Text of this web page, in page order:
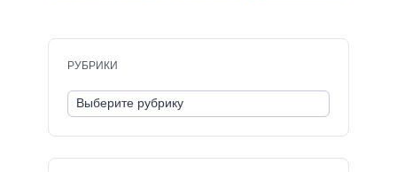
РУБРИКИ